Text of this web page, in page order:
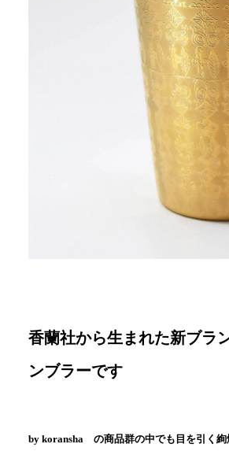
香蘭社から生まれた新ブラ
ンブラーです
by koransha の商品群の中でも目を引く絢